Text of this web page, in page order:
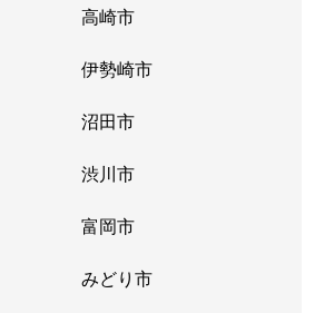
高崎市
伊勢崎市
沼田市
渋川市
富岡市
みどり市